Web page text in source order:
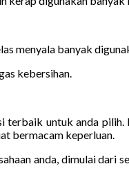
menyala banyak
kebersihan.
terbaik untuk anda
bermacam keperluan.
anda, dimulai dari